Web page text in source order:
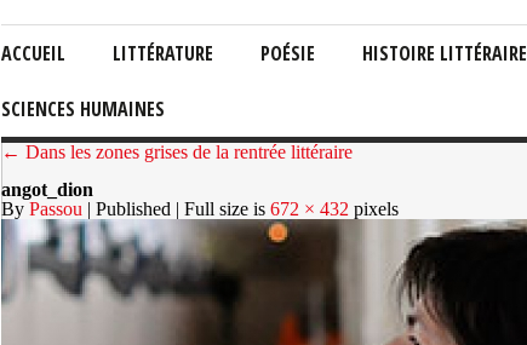
ACCUEIL LITTÉRATURE POÉSIE HISTOIRE LITTÉRAIRE
SCIENCES HUMAINES
← Dans les zones grises de la rentrée littéraire
angot_dion
By Passou | Published | Full size is 672 × 432 pixels